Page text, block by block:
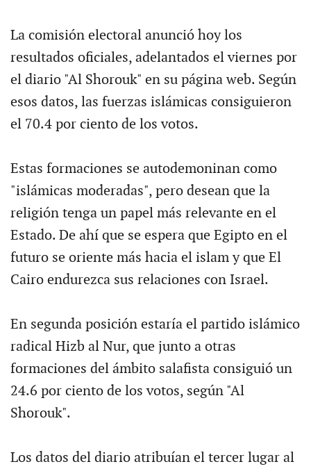
La comisión electoral anunció hoy los
resultados oficiales, adelantados el viernes por
el diario "Al Shorouk" en su página web. Según
esos datos, las fuerzas islámicas consiguieron
el 70.4 por ciento de los votos.
Estas formaciones se autodemoninan como
"islámicas moderadas", pero desean que la
religión tenga un papel más relevante en el
Estado. De ahí que se espera que Egipto en el
futuro se oriente más hacia el islam y que El
Cairo endurezca sus relaciones con Israel.
En segunda posición estaría el partido islámico
radical Hizb al Nur, que junto a otras
formaciones del ámbito salafista consiguió un
24.6 por ciento de los votos, según "Al
Shorouk".
Los datos del diario atribuían el tercer lugar al